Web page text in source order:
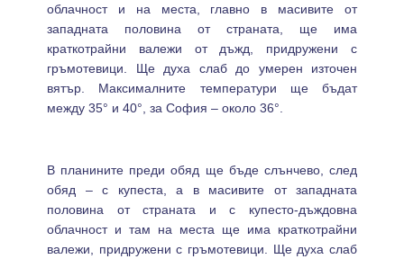
облачност и на места, главно в масивите от
западната половина от страната, ще има
краткотрайни валежи от дъжд, придружени с
гръмотевици. Ще духа слаб до умерен източен
вятър. Максималните температури ще бъдат
между 35° и 40°, за София – около 36°.
В планините преди обяд ще бъде слънчево, след
обяд – с купеста, а в масивите от западната
половина от страната и с купесто-дъждовна
облачност и там на места ще има краткотрайни
валежи, придружени с гръмотевици. Ще духа слаб